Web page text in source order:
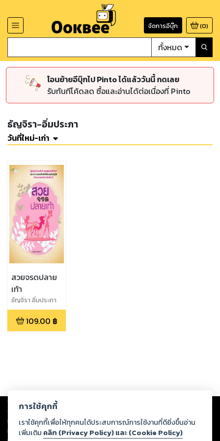
จัดการอีบุ๊ก (0)
ทั้งหมด
โอนย้ายอีบุ๊กไป Pinto ได้แล้ววันนี้ กดเลย
รับทันทีโค้ดลด ซื้อและอ่านได้ต่อเนื่องที่ Pinto
ธัญจิรา-อิ่มประภา
วันที่ใหม่-เก่า
สวยจรดปลาย
เท้า
ธัญจิรา อิ่มประภา
109.00 ฿
Copyright © 2026
ต่อผลงานหรือเนื้อหาใดที่อัปโหลดผ่านเว็บไซต์และปรากฏว่าละเมิดสิทธิใน
ทรัพย์สินทางปัญญาของบุคคลอื่นหรือขัดต่อกฎหมายและศีลธรรม ดังนั้น ผู้อ่าน
ทุกท่านโปรดใช้วิจารณญาณในการกลั่นกรองด้วยตนเอง และหากท่านพบว่าส่วน
การใช้คุกกี้
เราใช้คุกกี้เพื่อให้ทุกคนได้ประสบการณ์การใช้งานที่ดียิ่งขึ้นอ่าน
เพิ่มเติม คลิก (Privacy Policy) และ (Cookie Policy)